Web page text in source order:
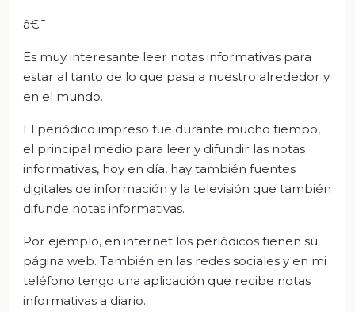
â€¯
Es muy interesante leer notas informativas para
estar al tanto de lo que pasa a nuestro alrededor y
en el mundo.
El periódico impreso fue durante mucho tiempo,
el principal medio para leer y difundir las notas
informativas, hoy en día, hay también fuentes
digitales de información y la televisión que también
difunde notas informativas.
Por ejemplo, en internet los periódicos tienen su
página web. También en las redes sociales y en mi
teléfono tengo una aplicación que recibe notas
informativas a diario.